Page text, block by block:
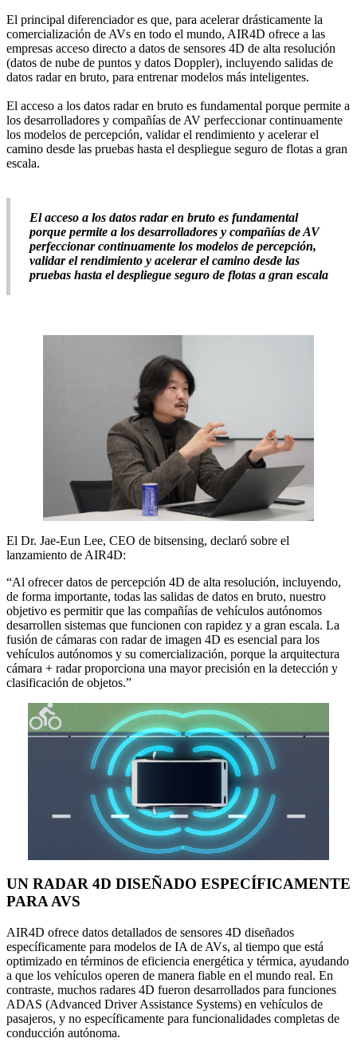
El principal diferenciador es que, para acelerar drásticamente la
comercialización de AVs en todo el mundo, AIR4D ofrece a las
empresas acceso directo a datos de sensores 4D de alta resolución
(datos de nube de puntos y datos Doppler), incluyendo salidas de
datos radar en bruto, para entrenar modelos más inteligentes.
El acceso a los datos radar en bruto es fundamental porque permite a
los desarrolladores y compañías de AV perfeccionar continuamente
los modelos de percepción, validar el rendimiento y acelerar el
camino desde las pruebas hasta el despliegue seguro de flotas a gran
escala.
El acceso a los datos radar en bruto es fundamental
porque permite a los desarrolladores y compañías de AV
perfeccionar continuamente los modelos de percepción,
validar el rendimiento y acelerar el camino desde las
pruebas hasta el despliegue seguro de flotas a gran escala
El Dr. Jae-Eun Lee, CEO de bitsensing, declaró sobre el
lanzamiento de AIR4D:
“Al ofrecer datos de percepción 4D de alta resolución, incluyendo,
de forma importante, todas las salidas de datos en bruto, nuestro
objetivo es permitir que las compañías de vehículos autónomos
desarrollen sistemas que funcionen con rapidez y a gran escala. La
fusión de cámaras con radar de imagen 4D es esencial para los
vehículos autónomos y su comercialización, porque la arquitectura
cámara + radar proporciona una mayor precisión en la detección y
clasificación de objetos.”
UN RADAR 4D DISEÑADO ESPECÍFICAMENTE
PARA AVS
AIR4D ofrece datos detallados de sensores 4D diseñados
específicamente para modelos de IA de AVs, al tiempo que está
optimizado en términos de eficiencia energética y térmica, ayudando
a que los vehículos operen de manera fiable en el mundo real. En
contraste, muchos radares 4D fueron desarrollados para funciones
ADAS (Advanced Driver Assistance Systems) en vehículos de
pasajeros, y no específicamente para funcionalidades completas de
conducción autónoma.